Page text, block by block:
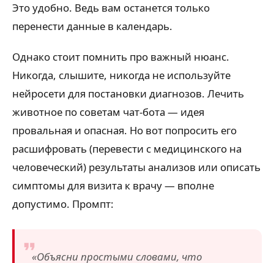
Это удобно. Ведь вам останется только
перенести данные в календарь.
Однако стоит помнить про важный нюанс.
Никогда, слышите, никогда не используйте
нейросети для постановки диагнозов. Лечить
животное по советам чат-бота — идея
провальная и опасная. Но вот попросить его
расшифровать (перевести с медицинского на
человеческий) результаты анализов или описать
симптомы для визита к врачу — вполне
допустимо. Промпт:
«Объясни простыми словами, что